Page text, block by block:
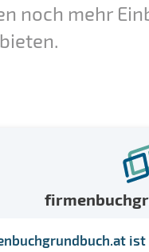
noch mehr